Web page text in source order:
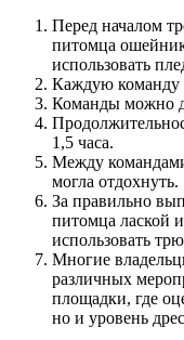
Перед началом
питомца
использовать
Каждую команду
Команды можно
1,5 часа.
Между
могла отдохнуть.
За правильно
питомца лаской
использовать
Многие
различных
площадки, где
но и уровень